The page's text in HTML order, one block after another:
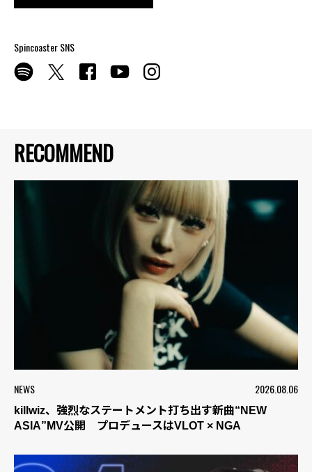
RECOMMEND
NEWS 2026.08.06
killwiz、強烈なステートメント打ち出す新曲“NEW
ASIA”MV公開 プロデュースはVLOT × NGA
Spincoaster SNS